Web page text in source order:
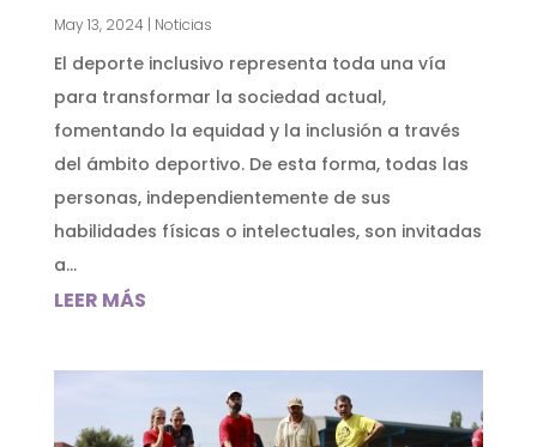
May 13, 2024| Noticias
El deporte inclusivo representa toda una vía
para transformar la sociedad actual,
fomentando la equidad y la inclusión a través
del ámbito deportivo. De esta forma, todas las
personas, independientemente de sus
habilidades físicas o intelectuales, son invitadas
a...
LEER MÁS